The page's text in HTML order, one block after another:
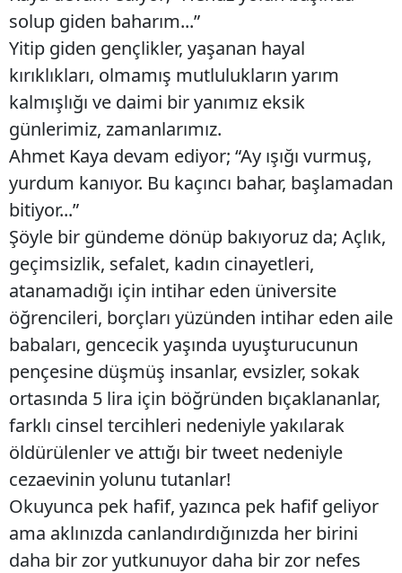
solup giden baharım...”
Yitip giden gençlikler, yaşanan hayal
kırıklıkları, olmamış mutlulukların yarım
kalmışlığı ve daimi bir yanımız eksik
günlerimiz, zamanlarımız.
Ahmet Kaya devam ediyor; “Ay ışığı vurmuş,
yurdum kanıyor. Bu kaçıncı bahar, başlamadan
bitiyor...”
Şöyle bir gündeme dönüp bakıyoruz da; Açlık,
geçimsizlik, sefalet, kadın cinayetleri,
atanamadığı için intihar eden üniversite
öğrencileri, borçları yüzünden intihar eden aile
babaları, gencecik yaşında uyuşturucunun
pençesine düşmüş insanlar, evsizler, sokak
ortasında 5 lira için böğründen bıçaklananlar,
farklı cinsel tercihleri nedeniyle yakılarak
öldürülenler ve attığı bir tweet nedeniyle
cezaevinin yolunu tutanlar!
Okuyunca pek hafif, yazınca pek hafif geliyor
ama aklınızda canlandırdığınızda her birini
daha bir zor yutkunuyor daha bir zor nefes